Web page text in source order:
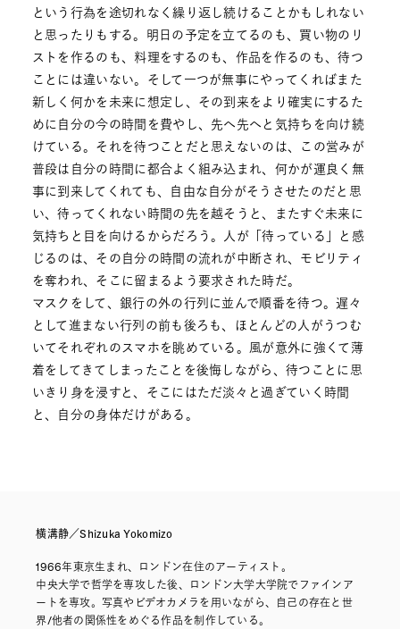
という行為を途切れなく繰り返し続けることかもしれない
と思ったりもする。明日の予定を立てるのも、買い物のリ
ストを作るのも、料理をするのも、作品を作るのも、待つ
ことには違いない。そして一つが無事にやってくればまた
新しく何かを未来に想定し、その到来をより確実にするた
めに自分の今の時間を費やし、先へ先へと気持ちを向け続
けている。それを待つことだと思えないのは、この営みが
普段は自分の時間に都合よく組み込まれ、何かが運良く無
事に到来してくれても、自由な自分がそうさせたのだと思
い、待ってくれない時間の先を越そうと、またすぐ未来に
気持ちと目を向けるからだろう。人が「待っている」と感
じるのは、その自分の時間の流れが中断され、モビリティ
を奪われ、そこに留まるよう要求された時だ。
マスクをして、銀行の外の行列に並んで順番を待つ。遅々
として進まない行列の前も後ろも、ほとんどの人がうつむ
いてそれぞれのスマホを眺めている。風が意外に強くて薄
着をしてきてしまったことを後悔しながら、待つことに思
いきり身を浸すと、そこにはただ淡々と過ぎていく時間
と、自分の身体だけがある。
横溝静／Shizuka Yokomizo
1966年東京生まれ、ロンドン在住のアーティスト。
中央大学で哲学を専攻した後、ロンドン大学大学院でファインア
ートを専攻。写真やビデオカメラを用いながら、自己の存在と世
界/他者の関係性をめぐる作品を制作している。